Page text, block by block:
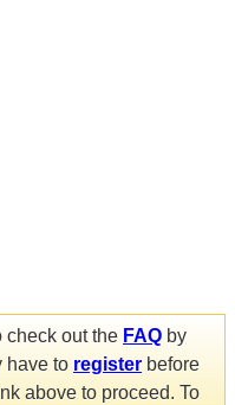
check out the FAQ by
have to register before
above to proceed. To